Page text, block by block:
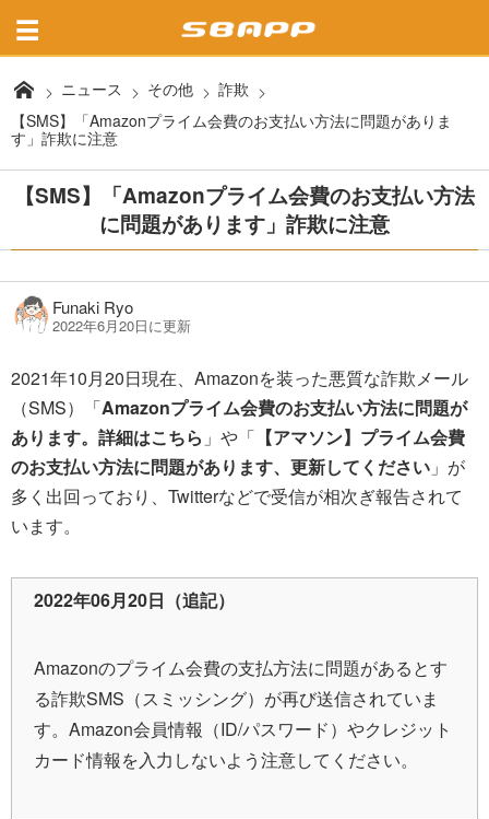
ニュース その他
詐欺
【SMS】「Amazonプライム会費のお支払い方法に問題がありま
す」詐欺に注意
【SMS】「Amazonプライム会費のお支払い方法
に問題があります」詐欺に注意
Funaki Ryo
2022年6月20日に更新
2021年10月20日現在、Amazonを装った悪質な詐欺メール
（SMS）「Amazonプライム会費のお支払い方法に問題が
あります。詳細はこちら 」や「 【アマソン】プライム会費
のお支払い方法に問題があります、更新してください 」が
多く出回っており、Twitterなどで受信が相次ぎ報告されて
います。
2022年06月20日（追記）
Amazonのプライム会費の支払方法に問題があるとす
る詐欺SMS（スミッシング）が再び送信されていま
す。Amazon会員情報（ID/パスワード）やクレジット
カード情報を入力しないよう注意してください。